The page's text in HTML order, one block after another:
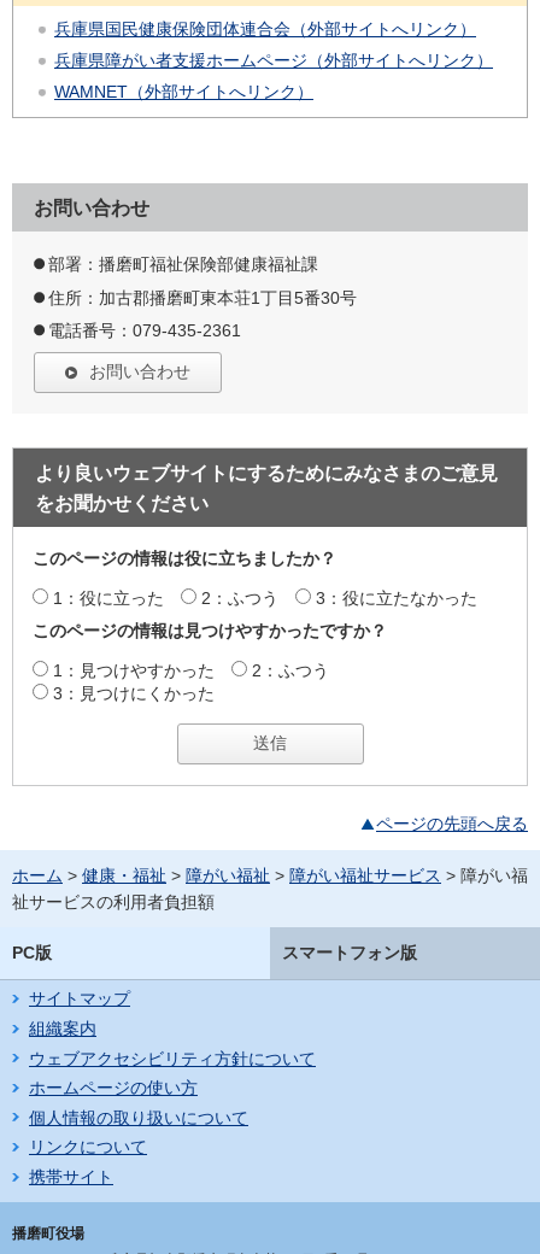
兵庫県国民健康保険団体連合会（外部サイトへリンク）
兵庫県障がい者支援ホームページ（外部サイトへリンク）
WAMNET（外部サイトへリンク）
お問い合わせ
部署：播磨町福祉保険部健康福祉課
住所：加古郡播磨町東本荘1丁目5番30号
電話番号：079-435-2361
お問い合わせ
より良いウェブサイトにするためにみなさまのご意見
をお聞かせください
このページの情報は役に立ちましたか？
1：役に立った 2：ふつう
3：役に立たなかった
このページの情報は見つけやすかったですか？
1：見つけやすかった
2：ふつう
3：見つけにくかった
ページの先頭へ戻る
ホーム > 健康・福祉 > 障がい福祉 > 障がい福祉サービス > 障がい福
祉サービスの利用者負担額
PC版 スマートフォン版
サイトマップ
組織案内
ウェブアクセシビリティ方針について
ホームページの使い方
個人情報の取り扱いについて
リンクについて
携帯サイト
播磨町役場